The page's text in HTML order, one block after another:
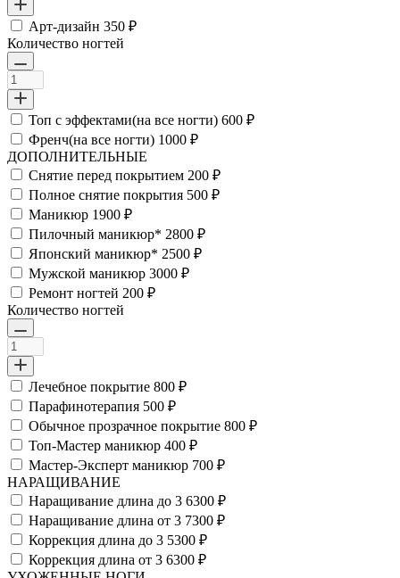
Арт-дизайн 350 ₽
Количество ногтей
Топ с эффектами(на все ногти) 600 ₽
Френч(на все ногти) 1000 ₽
ДОПОЛНИТЕЛЬНЫЕ
Снятие перед покрытием 200 ₽
Полное снятие покрытия 500 ₽
Маникюр 1900 ₽
Пилочный маникюр* 2800 ₽
Японский маникюр* 2500 ₽
Мужской маникюр 3000 ₽
Ремонт ногтей 200 ₽
Количество ногтей
Лечебное покрытие 800 ₽
Парафинотерапия 500 ₽
Обычное прозрачное покрытие 800 ₽
Топ-Мастер маникюр 400 ₽
Мастер-Эксперт маникюр 700 ₽
НАРАЩИВАНИЕ
Наращивание длина до 3 6300 ₽
Наращивание длина от 3 7300 ₽
Коррекция длина до 3 5300 ₽
Коррекция длина от 3 6300 ₽